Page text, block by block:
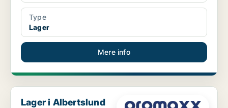
Type
Lager
Mere info
Lager i Albertslund
Lager i Albertslund